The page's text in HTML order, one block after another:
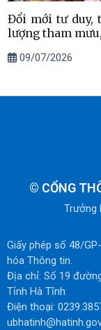
Đổi mới tư duy,
lượng tham
09/07/2026
© CỔNG
Trưởng
Giấy phép số 48/
hóa Thông tin.
Địa chỉ: Số 19
Tỉnh Hà Tĩnh
Điện thoại: